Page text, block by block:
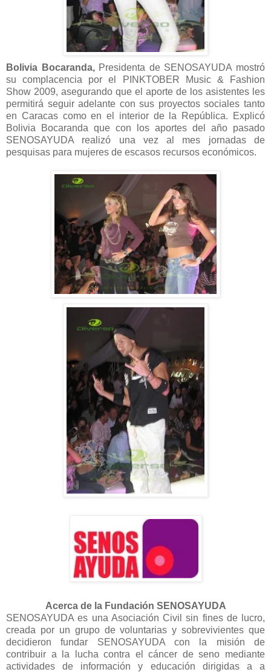
Bolivia Bocaranda,Presidenta de SENOSAYUDA mostró
su complacencia por el PINKTOBER Music & Fashion
Show 2009, asegurando que el aporte de los asistentes les
permitirá seguir adelante con sus proyectos sociales tanto
en Caracas como en el interior de la República. Explicó
Bolivia Bocaranda que con los aportes del año pasado
SENOSAYUDA realizó una vez al mes jornadas de
pesquisas para mujeres de escasos recursos económicos.
Acerca de la Fundación SENOSAYUDA
SENOSAYUDA es una Asociación Civil sin fines de lucro,
creada por un grupo de voluntarias y sobrevivientes que
decidieron fundar SENOSAYUDA con la misión de
contribuir a la lucha contra el cáncer de seno mediante
actividades de información y educación dirigidas a a